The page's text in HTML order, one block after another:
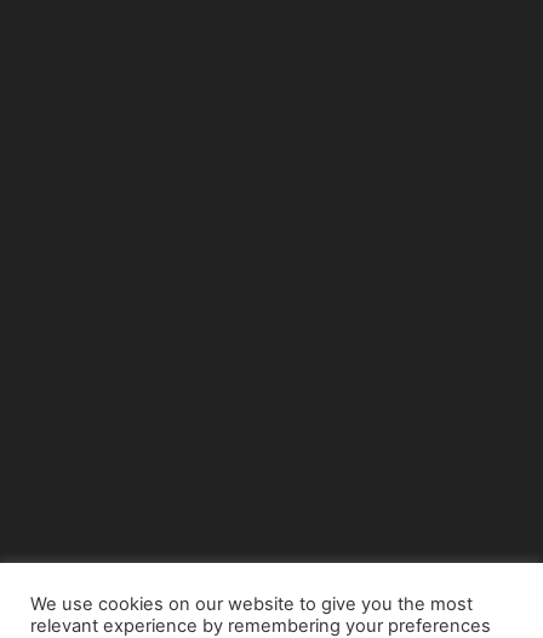
We use cookies on our website to give you the most
relevant experience by remembering your preferences